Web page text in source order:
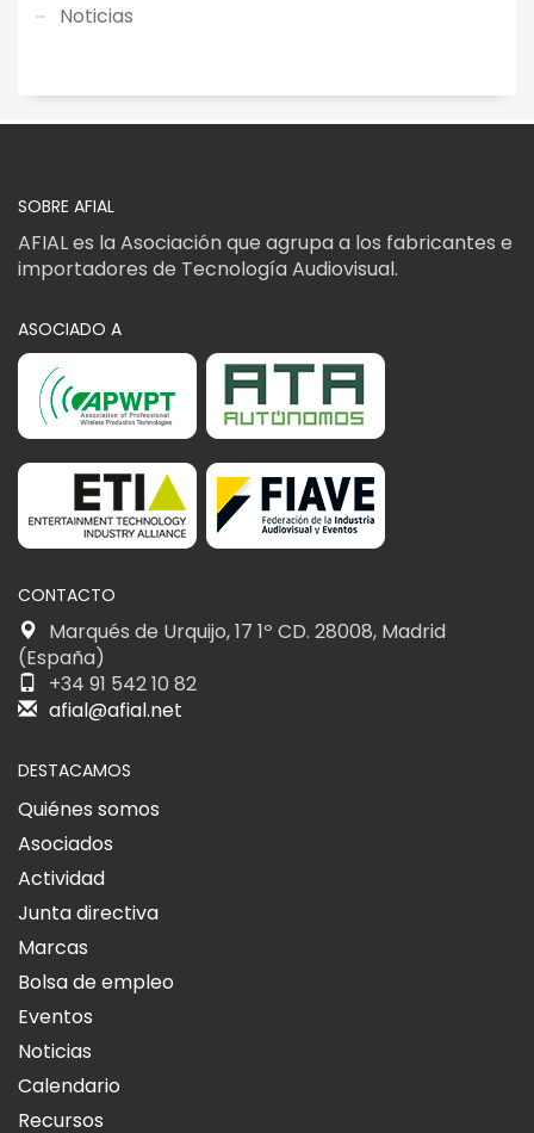
Noticias
SOBRE AFIAL
AFIAL es la Asociación que agrupa a los fabricantes e
importadores de Tecnología Audiovisual.
ASOCIADO A
CONTACTO
Marqués de Urquijo, 17 1º CD. 28008, Madrid
(España)
+34 91 542 10 82
afial@afial.net
DESTACAMOS
Quiénes somos
Asociados
Actividad
Junta directiva
Marcas
Bolsa de empleo
Eventos
Noticias
Calendario
Recursos